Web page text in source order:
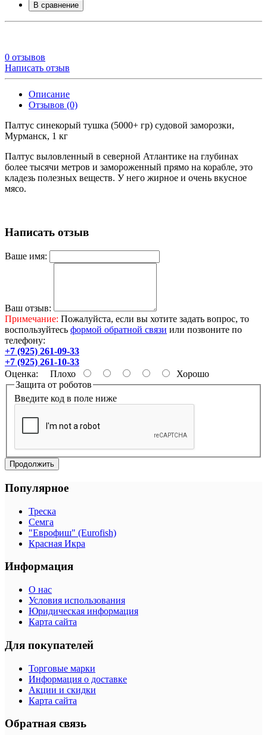
В сравнение
0 отзывов
Написать отзыв
Описание
Отзывов (0)
Палтус синекорый тушка (5000+ гр) судовой заморозки,
Мурманск, 1 кг
Палтус выловленный в северной Атлантике на глубинах
более тысячи метров и замороженный прямо на корабле, это
кладезь полезных веществ. У него жирное и очень вкусное
мясо.
Написать отзыв
Ваше имя:
Ваш отзыв:
Примечание: Пожалуйста, если вы хотите задать вопрос, то
воспользуйтесь формой обратной связи или позвоните по
телефону:
+7 (925) 261-09-33
+7 (925) 261-10-33
Оценка: Плохо
Хорошо
Защита от роботов
Введите код в поле ниже
Продолжить
Популярное
Треска
Семга
"Еврофиш" (Eurofish)
Красная Икра
Информация
О нас
Условия использования
Юридическая информация
Карта сайта
Для покупателей
Торговые марки
Информация о доставке
Акции и скидки
Карта сайта
Обратная связь